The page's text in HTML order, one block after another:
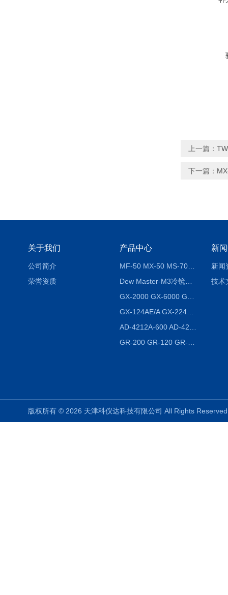
上一篇：
下一篇：
关于我们
公司简介
荣誉资质
产品中心
MF-50 MX-50 MS-70卤素水分测定仪 红外线水分仪
Dew Master-M3冷镜式露点仪
GX-124AE/A GX-224AE/A分析天平
新
新闻
技术
版权所有 © 2026 天津科仪达科技有限公司 All Rights